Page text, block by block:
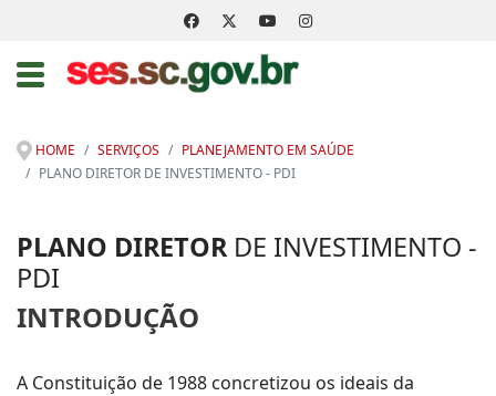
HOME SERVIÇOS
PLANEJAMENTO EM SAÚDE
PLANO DIRETOR DE INVESTIMENTO - PDI
PLANO DIRETORDE INVESTIMENTO -
PDI
INTRODUÇÃO
A Constituição de 1988 concretizou os ideais da